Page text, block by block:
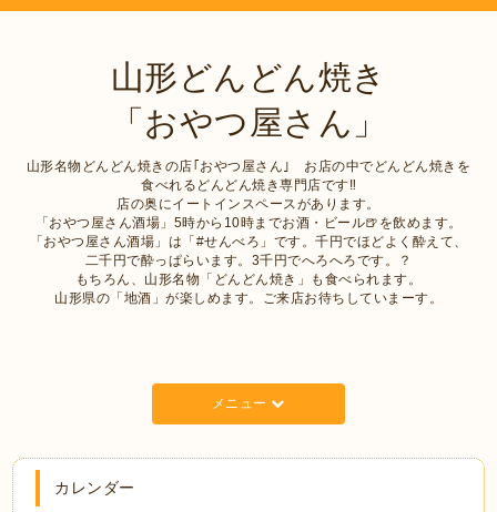
山形どんどん焼き
「おやつ屋さん」
山形名物どんどん焼きの店｢おやつ屋さん｣ お店の中でどんどん焼きを
食べれるどんどん焼き専門店です‼︎
店の奥にイートインスペースがあります。
「おやつ屋さん酒場」5時から10時までお酒・ビール🍺を飲めます。
「おやつ屋さん酒場」は「#せんべろ」です。千円でほどよく酔えて、
二千円で酔っぱらいます。3千円でへろへろです。？
もちろん、山形名物「どんどん焼き」も食べられます。
山形県の「地酒」が楽しめます。ご来店お待ちしていまーす。
メニュー
カレンダー